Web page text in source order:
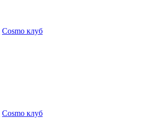
Cosmo клуб
Cosmo клуб